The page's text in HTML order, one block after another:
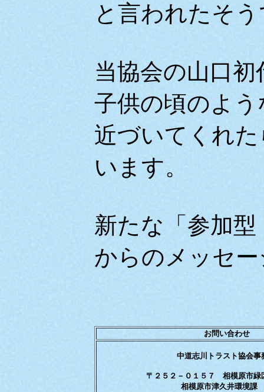
と言われたそ
当協会の山口
子供の頃のよ
近づいてくれ
います。
新たな「参加
からのメッセ
お問い合わせ
中道志川トラスト協
〒２５２－０１５７ 相模原市
相模原市津久井環